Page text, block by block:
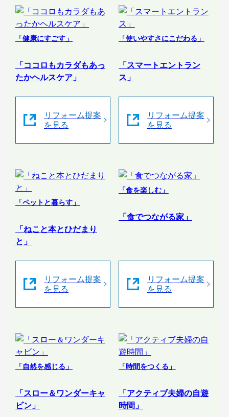
「健康にすごす」
「ココロもカラダもあっ
たかヘルスケア」
リフォーム提案
を見る
「使いやすさにこだわる」
「スマートエントラン
ス」
リフォーム提案
を見る
「ペットと暮らす」
「ねこと本とひだまり
と」
リフォーム提案
を見る
「食を楽しむ」
「食でつながる家」
リフォーム提案
を見る
「自然を感じる」
「スロー＆ワンダーキャ
ビン」
「時間をつくる」
「アクティブ夫婦の自遊
時間」